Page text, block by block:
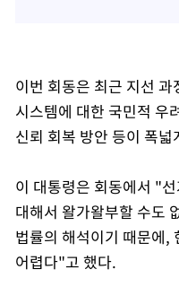
이번 회동은 최근 지선
시스템에 대한 국민적 우
신뢰 회복 방안 등이 폭넓
이 대통령은 회동에서 "
대해서 왈가왈부할 수도
법률의 해석이기 때문에,
어렵다"고 했다.